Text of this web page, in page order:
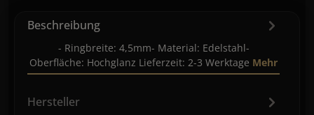
Beschreibung
- Ringbreite: 4,5mm- Material: Edelstahl-
Oberfläche: Hochglanz Lieferzeit: 2-3 Werktage Mehr
Hersteller